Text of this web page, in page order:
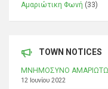
Αμαριώτικη Φωνή (33)
TOWN NOTICES
ΜΝΗΜΟΣΥΝΟ
12 Ιουνίου 2022